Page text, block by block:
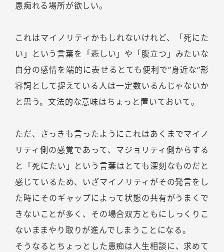
愚痴れる場所が欲しい。
これはマイノリティかもしれないけれど、「死にた
い」という言葉を「悲しい」や「腹立つ」みたいな
自分の感情を端的に表せるとても便利で”身近な”形
容詞として捉えている人は一定数いるんじゃないか
と思う。文法的な意味はちょっと置いておいて。
ただ、さっきも言ったようにこれはあくまでマイノ
リティ側の感覚であって、マジョリティ側からする
と「死にたい」という言葉はとても深刻なものだと
感じているため、いざマイノリティがその発言をし
た時にそのギャップによって状態の共有がうまくで
きないことが多く、その場合双方ともにしっくりこ
ないままやり取りが進んでしまうことになる。
そうなるとちょっとした愚痴は人生相談に、求めて